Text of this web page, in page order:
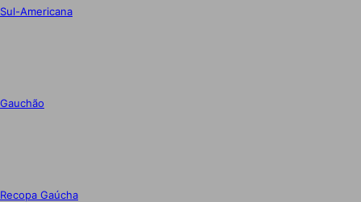
Sul-Americana
Gauchão
Recopa Gaúcha